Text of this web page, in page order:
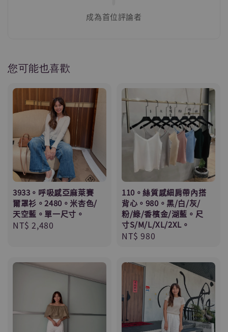
成為首位評論者
您可能也喜歡
3933。呼吸感亞麻萊賽
爾罩衫。2480。米杏色/
天空藍。單一尺寸。
Regular
NT$ 2,480
110。絲質感細肩帶內搭
背心。980。黑/白/灰/
粉/綠/香檳金/湖藍。尺
寸S/M/L/XL/2XL。
Regular
NT$ 980